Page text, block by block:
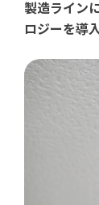
製造ライン
ロジーを導